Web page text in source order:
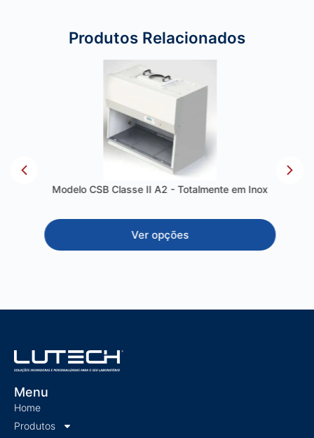
Produtos Relacionados
Modelo CSB Classe II A2 - Totalmente em Inox
Ver opções
Menu
Home
Produtos